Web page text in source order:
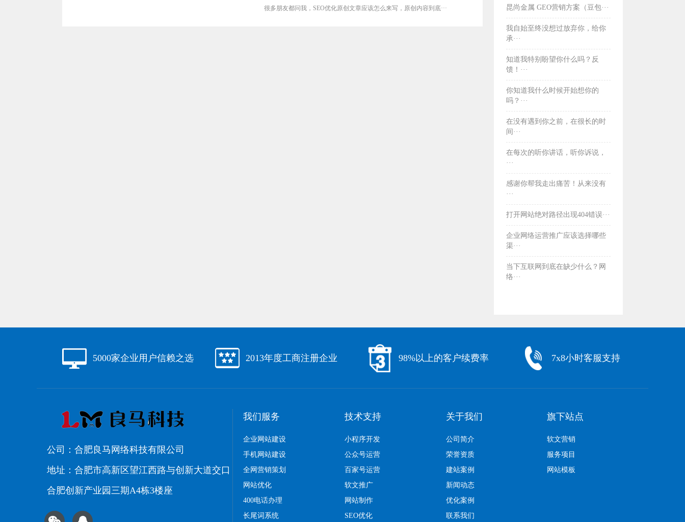
很多朋友都问我，SEO优化原创文章应该怎么来写，原创内容到底··· 昆尚金属 GEO营销方案（豆包···
我自始至终没想过放弃你，给你
承···
知道我特别盼望你什么吗？反
馈！···
你知道我什么时候开始想你的
吗？···
在没有遇到你之前，在很长的时
间···
​在每次的听你讲话，听你诉说，
···
​感谢你帮我走出痛苦！从来没有
···
打开网站绝对路径出现404错误···
企业网络运营推广应该选择哪些
渠···
当下互联网到底在缺少什么？网
络···
5000家企业用户信赖之选 2013年度工商注册企业 98%以上的客户续费率 7x8小时客服支持
公司：合肥良马网络科技有限公司
地址：合肥市高新区望江西路与创新大道交口
合肥创新产业园三期A4栋3楼座
我们服务
企业网站建设
手机网站建设
全网营销策划
网站优化
400电话办理
长尾词系统
技术支持
小程序开发
公众号运营
百家号运营
软文推广
网站制作
SEO优化
关于我们
公司简介
荣誉资质
建站案例
新闻动态
优化案例
联系我们
旗下站点
软文营销
服务项目
网站模板